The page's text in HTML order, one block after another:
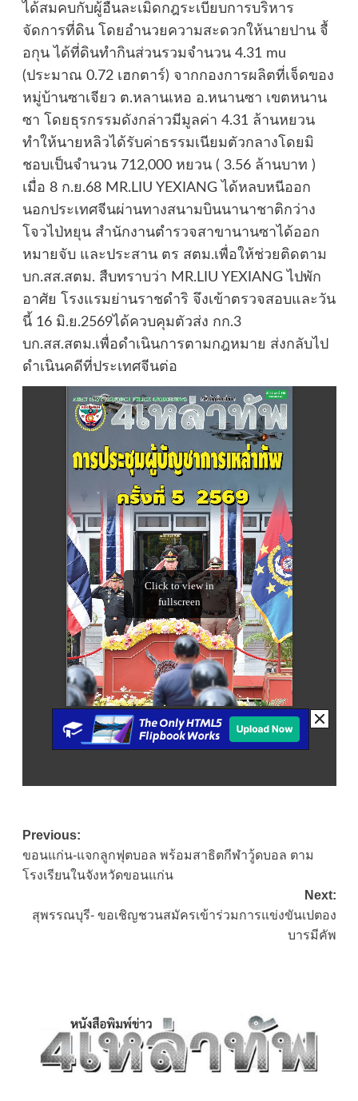
ได้สมคบกับผู้อื่นละเมิดกฎระเบียบการบริหาร
จัดการที่ดิน โดยอำนวยความสะดวกให้นายปาน จื้
อกุน ได้ที่ดินทำกินส่วนรวมจำนวน 4.31 mu
(ประมาณ 0.72 เฮกตาร์) จากกองการผลิตที่เจ็ดของ
หมู่บ้านซาเจียว ต.หลานเหอ อ.หนานซา เขตหนาน
ซา โดยธุรกรรมดังกล่าวมีมูลค่า 4.31 ล้านหยวน
ทำให้นายหลิวได้รับค่าธรรมเนียมตัวกลางโดยมิ
ชอบเป็นจำนวน 712,000 หยวน ( 3.56 ล้านบาท )
เมื่อ 8 ก.ย.68 MR.LIU YEXIANG ได้หลบหนีออก
นอกประเทศจีนผ่านทางสนามบินนานาชาติกว่าง
โจวไป่หยุน สำนักงานตำรวจสาขานานซาได้ออก
หมายจับ และประสาน ตร สตม.เพื่อให้ช่วยติดตาม
บก.สส.สตม. สืบทราบว่า MR.LIU YEXIANG ไปพัก
อาศัย โรงแรมย่านราชดำริ จึงเข้าตรวจสอบและวัน
นี้ 16 มิ.ย.2569ได้ควบคุมตัวส่ง กก.3
บก.สส.สตม.เพื่อดำเนินการตามกฎหมาย ส่งกลับไป
ดำเนินคดีที่ประเทศจีนต่อ
Post
navigation
Previous:
ขอนแก่น-แจกลูกฟุตบอล พร้อมสาธิตกีฬาวู้ดบอล ตาม
โรงเรียนในจังหวัดขอนแก่น
Next:
สุพรรณบุรี- ขอเชิญชวนสมัครเข้าร่วมการแข่งขันเปตอง
บารมีคัพ